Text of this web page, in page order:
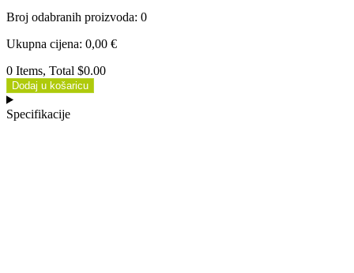
Broj odabranih proizvoda: 0
Ukupna cijena: 0,00 €
0 Items, Total $0.00
Dodaj u košaricu
Specifikacije